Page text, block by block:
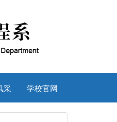
采 学校官网